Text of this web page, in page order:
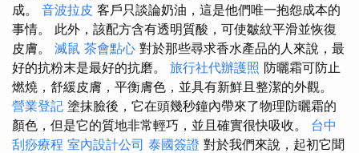
成。 音波拉皮 客戶只談論奶油，這是他們唯一抱怨成本的
事情。 此外，該配方含有透明質酸，可使皺紋平滑並恢復
皮膚。 滅鼠 茶會點心 對於那些尋求香水產品的人來說，最
好的抗粉末是最好的抗磨。 旅行社代辦護照 防曬霜可防止
燃燒，舒緩皮膚，平衡膚色，並具有新鮮且整潔的外觀。
營業登記 塗抹臉後，它在頭幾秒鐘內帶來了物理防曬霜的
顏色，但是它的質地非常輕巧，並且確實很快吸收。 台中
刮痧療程 室內設計公司 泰國簽證 對於我們來說，起初它聞